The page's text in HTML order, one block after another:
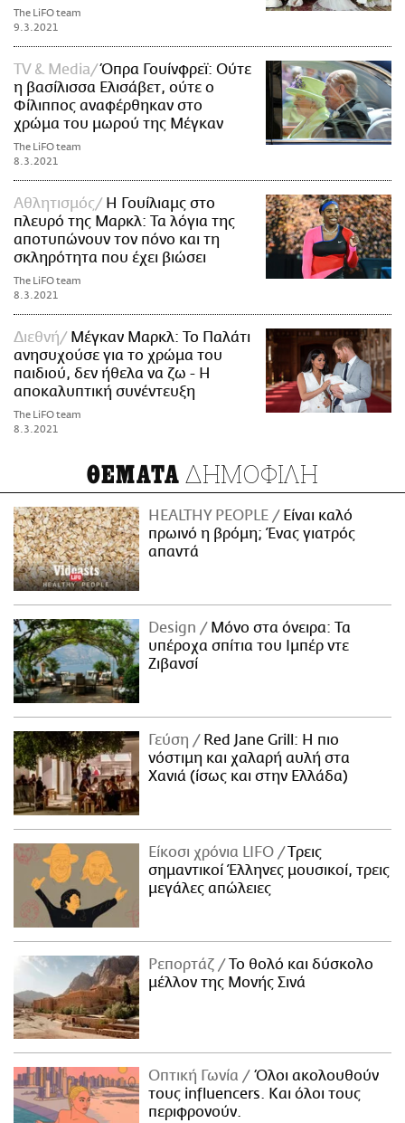
The LiFO team
9.3.2021
TV & Media
Όπρα Γουίνφρεϊ: Ούτε
η βασίλισσα Ελισάβετ, ούτε ο
Φίλιππος αναφέρθηκαν στο
χρώμα του μωρού της Μέγκαν
The LiFO team
8.3.2021
Αθλητισμός
Η Γουίλιαμς στο
πλευρό της Μαρκλ: Τα λόγια της
αποτυπώνουν τον πόνο και τη
σκληρότητα που έχει βιώσει
The LiFO team
8.3.2021
Διεθνή
Μέγκαν Μαρκλ: Το Παλάτι
ανησυχούσε για το χρώμα του
παιδιού, δεν ήθελα να ζω - Η
αποκαλυπτική συνέντευξη
The LiFO team
8.3.2021
ΘΕΜΑΤΑ ΔΗΜΟΦΙΛΗ
HEALTHY PEOPLE
Είναι καλό
πρωινό η βρόμη; Ένας γιατρός
απαντά
Design
Μόνο στα όνειρα: Τα
υπέροχα σπίτια του Ιμπέρ ντε
Ζιβανσί
Γεύση
Red Jane Grill: Η πιο
νόστιμη και χαλαρή αυλή στα
Χανιά (ίσως και στην Ελλάδα)
Είκοσι χρόνια LIFO
Tρεις
σημαντικοί Έλληνες μουσικοί, τρεις
μεγάλες απώλειες
Ρεπορτάζ
Το θολό και δύσκολο
μέλλον της Μονής Σινά
Οπτική Γωνία
Όλοι ακολουθούν
τους influencers. Και όλοι τους
περιφρονούν.